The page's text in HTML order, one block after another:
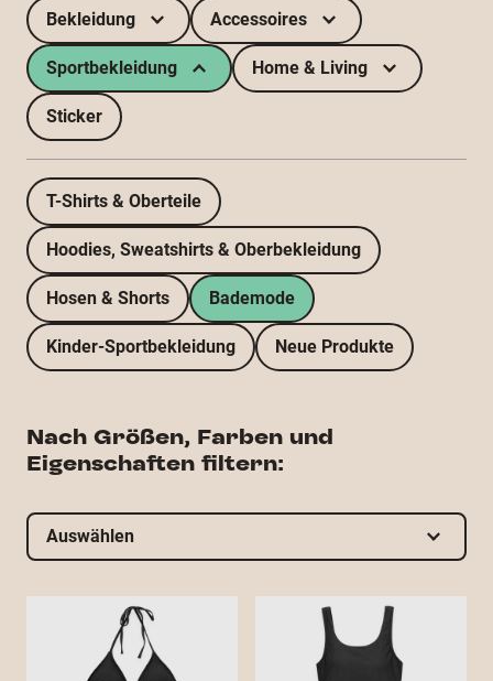
Bekleidung Accessoires
Sportbekleidung Home & Living
Sticker
T-Shirts & Oberteile
Hoodies, Sweatshirts & Oberbekleidung
Hosen & Shorts Bademode
Kinder-Sportbekleidung Neue Produkte
Nach Größen, Farben und
Eigenschaften filtern:
Auswählen